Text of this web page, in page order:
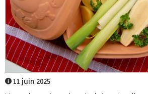
11 juin 2025